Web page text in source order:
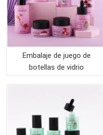
Embalaje de juego de
botellas de vidrio
cosmético de lujo especial